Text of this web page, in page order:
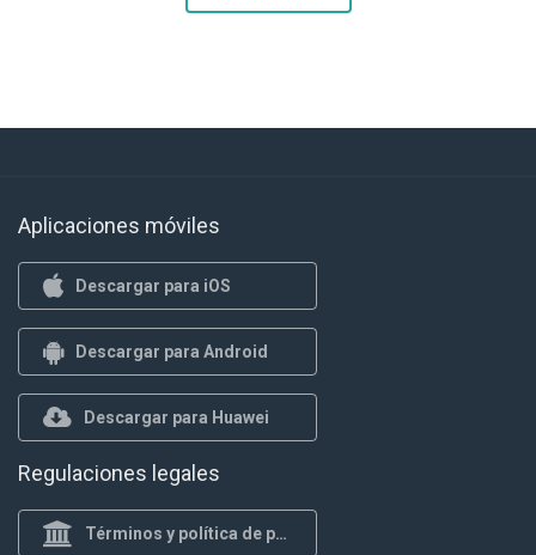
Aplicaciones móviles
Descargar para iOS
Descargar para Android
Descargar para Huawei
Regulaciones legales
Términos y política de privacidad